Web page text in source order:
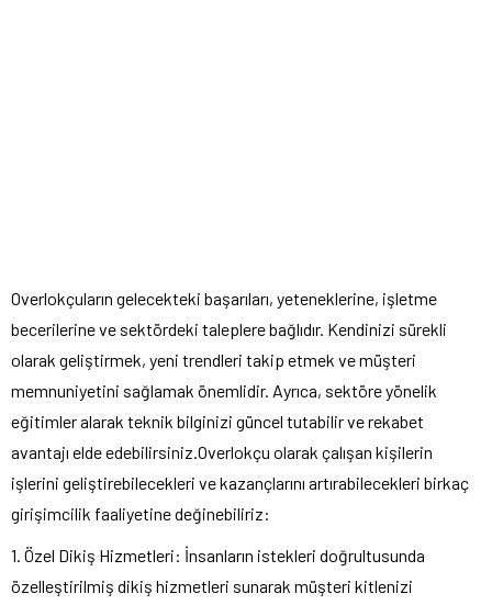
Overlokçuların gelecekteki başarıları, yeteneklerine, işletme
becerilerine ve sektördeki taleplere bağlıdır. Kendinizi sürekli
olarak geliştirmek, yeni trendleri takip etmek ve müşteri
memnuniyetini sağlamak önemlidir. Ayrıca, sektöre yönelik
eğitimler alarak teknik bilginizi güncel tutabilir ve rekabet
avantajı elde edebilirsiniz.Overlokçu olarak çalışan kişilerin
işlerini geliştirebilecekleri ve kazançlarını artırabilecekleri birkaç
girişimcilik faaliyetine değinebiliriz:
1. Özel Dikiş Hizmetleri: İnsanların istekleri doğrultusunda
özelleştirilmiş dikiş hizmetleri sunarak müşteri kitlenizi